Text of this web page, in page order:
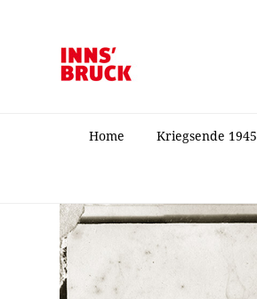
Home Kriegsende 1945